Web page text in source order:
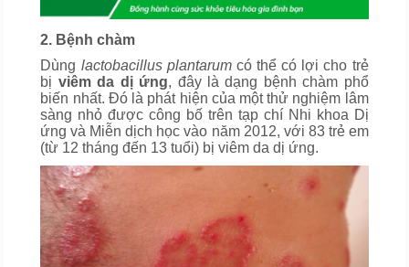
2. Bệnh chàm
Dùng lactobacillus plantarum có thể có lợi cho trẻ
bị viêm da dị ứng, đây là dạng bệnh chàm phổ
biến nhất. Đó là phát hiện của một thử nghiệm lâm
sàng nhỏ được công bố trên tạp chí Nhi khoa Dị
ứng và Miễn dịch học vào năm 2012, với 83 trẻ em
(từ 12 tháng đến 13 tuổi) bị viêm da dị ứng.